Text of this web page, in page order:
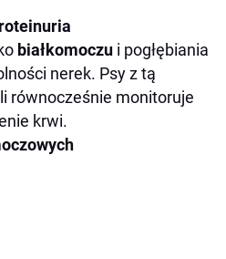
białkomoczu i pogłębiania
nerek. Psy z tą
równocześnie monitoruje
krwi.